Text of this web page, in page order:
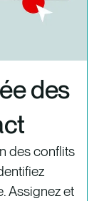
des
des conflits
Assignez et